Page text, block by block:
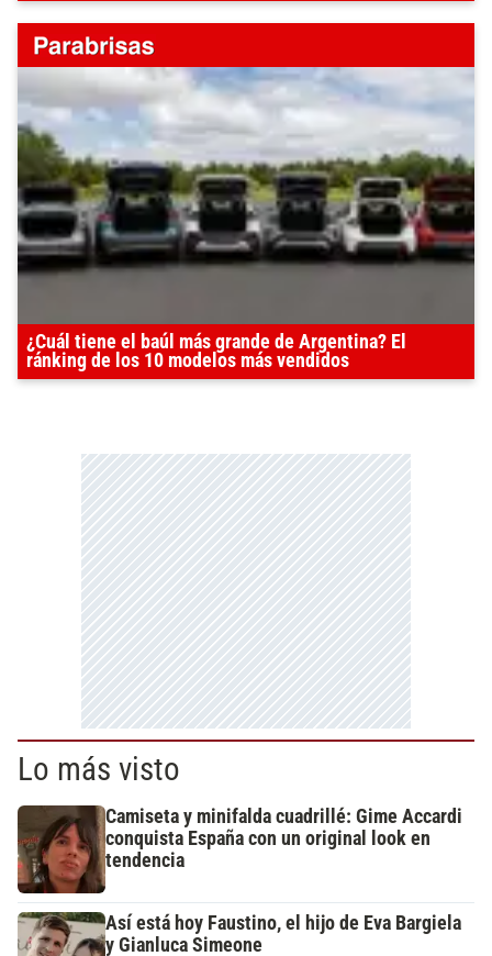
¿Cuál tiene el baúl más grande de Argentina? El
ránking de los 10 modelos más vendidos
Lo más visto
Camiseta y minifalda cuadrillé: Gime Accardi
conquista España con un original look en
tendencia
Así está hoy Faustino, el hijo de Eva Bargiela
y Gianluca Simeone